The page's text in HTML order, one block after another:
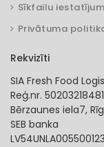
Sīkfailu
Privātuma
Rekvizīti
SIA Fresh Food
Reģ.nr. 50203218481
Bērzaunes iela7,
SEB banka